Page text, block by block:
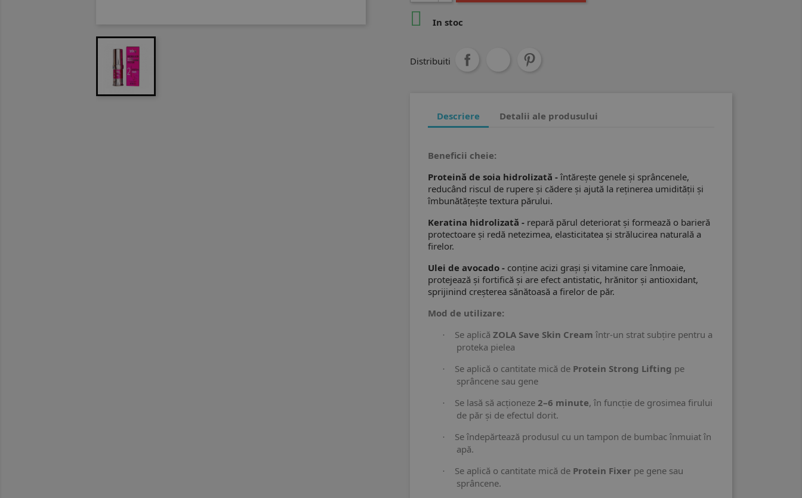
 In stoc
Distribuiti
Descriere Detalii ale produsului
Beneficii cheie:
Proteină de soia hidrolizată -întărește genele și sprâncenele,
reducând riscul de rupere și cădere și ajută la reținerea umidității și
îmbunătățește textura părului.
Keratina hidrolizată - repară părul deteriorat și formează o barieră
protectoare și redă netezimea, elasticitatea și strălucirea naturală a
firelor.
Ulei de avocado - conține acizi grași și vitamine care înmoaie,
protejează și fortifică și are efect antistatic, hrănitor și antioxidant,
sprijinind creșterea sănătoasă a firelor de păr.
Mod de utilizare:
· Se aplică ZOLA Save Skin Cream într-un strat subțire pentru a
proteka pielea
· Se aplică o cantitate mică de Protein Strong Lifting pe
sprâncene sau gene
· Se lasă să acționeze 2–6 minute, în funcție de grosimea firului
de păr și de efectul dorit.
·
Se îndepărtează produsul cu un tampon de bumbac înmuiat în
apă.
· Se aplică o cantitate mică de Protein Fixer pe gene sau
sprâncene.